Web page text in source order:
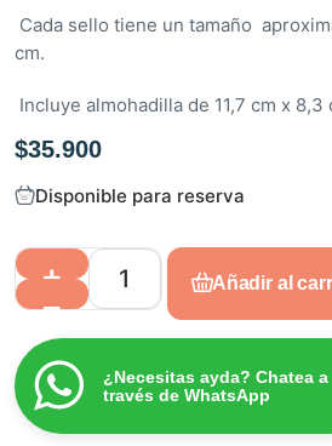
0
d
5
Cada sello tiene un tamaño
cm.
Incluye almohadilla de 11,7 cm x
$35.900
Disponible para reserva
Añadir al
¿Necesitas ayda? Chatea a
través de WhatsApp